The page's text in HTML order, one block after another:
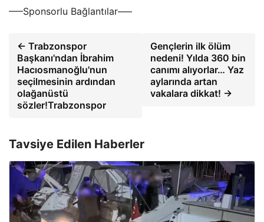
—–Sponsorlu Bağlantılar—–
← Trabzonspor
Başkanı'ndan İbrahim
Hacıosmanoğlu'nun
seçilmesinin ardından
olağanüstü
sözler!Trabzonspor
Gençlerin ilk ölüm
nedeni! Yılda 360 bin
canımı alıyorlar… Yaz
aylarında artan
vakalara dikkat! →
Tavsiye Edilen Haberler